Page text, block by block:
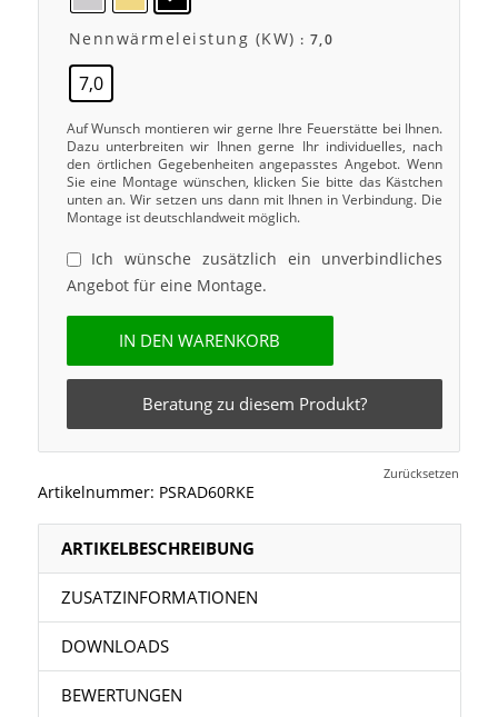
Nennwärmeleistung (kW) : 7,0
7,0
Zurücksetzen
Auf Wunsch montieren wir gerne Ihre Feuerstätte bei Ihnen.
Dazu unterbreiten wir Ihnen gerne Ihr individuelles, nach
den örtlichen Gegebenheiten angepasstes Angebot. Wenn
Sie eine Montage wünschen, klicken Sie bitte das Kästchen
unten an. Wir setzen uns dann mit Ihnen in Verbindung. Die
Montage ist deutschlandweit möglich.
Ich wünsche zusätzlich ein unverbindliches
Angebot für eine Montage.
IN DEN WARENKORB
Beratung zu diesem Produkt?
Artikelnummer: PSRAD60RKE
ARTIKELBESCHREIBUNG
ZUSATZINFORMATIONEN
DOWNLOADS
BEWERTUNGEN